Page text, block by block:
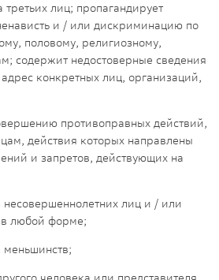
лиц; пропагандирует
и / или дискриминацию по
половому, религиозному,
содержит недостоверные сведения
конкретных лиц, организаций,
противоправных действий,
действия которых направлены
и запретов, действующих на
лиц и / или
любой форме;